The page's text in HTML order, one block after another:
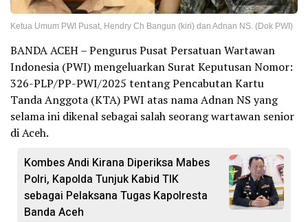
Ketua Umum PWI Pusat, Hendry Ch Bangun (kiri) dan Adnan NS. (Dok PWI)
BANDA ACEH – Pengurus Pusat Persatuan Wartawan
Indonesia (PWI) mengeluarkan Surat Keputusan Nomor:
326-PLP/PP-PWI/2025 tentang Pencabutan Kartu
Tanda Anggota (KTA) PWI atas nama Adnan NS yang
selama ini dikenal sebagai salah seorang wartawan senior
di Aceh.
Kombes Andi Kirana Diperiksa Mabes
Polri, Kapolda Tunjuk Kabid TIK
sebagai Pelaksana Tugas Kapolresta
Banda Aceh